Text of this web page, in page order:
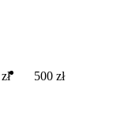
500 zł